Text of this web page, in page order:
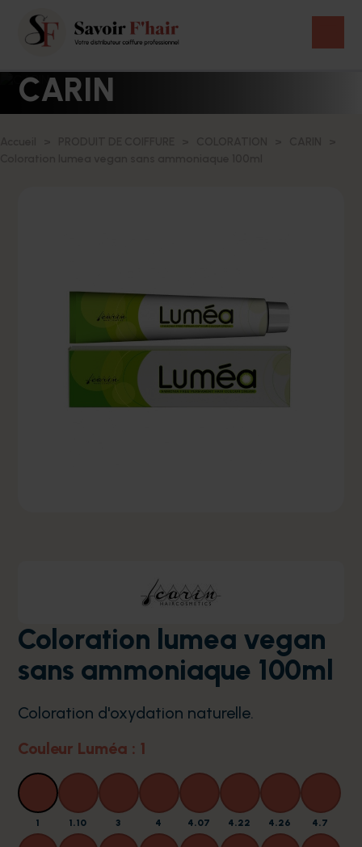
CARIN
Coloration lumea vegan
sans ammoniaque 100ml
Coloration d'oxydation naturelle.
Couleur Luméa : 1
1 1.10 3 4 4.07 4.22 4.26 4.7